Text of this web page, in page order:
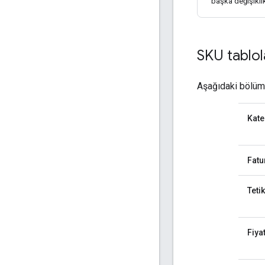
SKU
Aşağıdaki